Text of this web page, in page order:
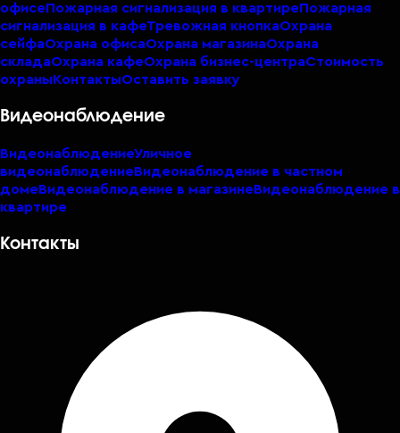
офисеПожарная сигнализация в квартиреПожарная
сигнализация в кафеТревожная кнопкаОхрана
сейфаОхрана офисаОхрана магазинаОхрана
складаОхрана кафеОхрана бизнес-центраСтоимость
охраныКонтактыОставить заявку
Видеонаблюдение
ВидеонаблюдениеУличное
видеонаблюдениеВидеонаблюдение в частном
домеВидеонаблюдение в магазинеВидеонаблюдение в
квартире
Контакты